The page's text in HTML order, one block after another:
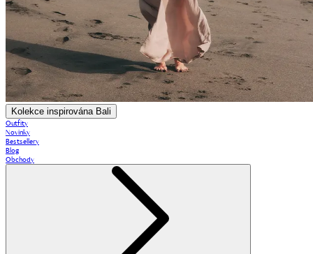
Kolekce inspirována Bali
Outfity
Novinky
Bestsellery
Blog
Obchody